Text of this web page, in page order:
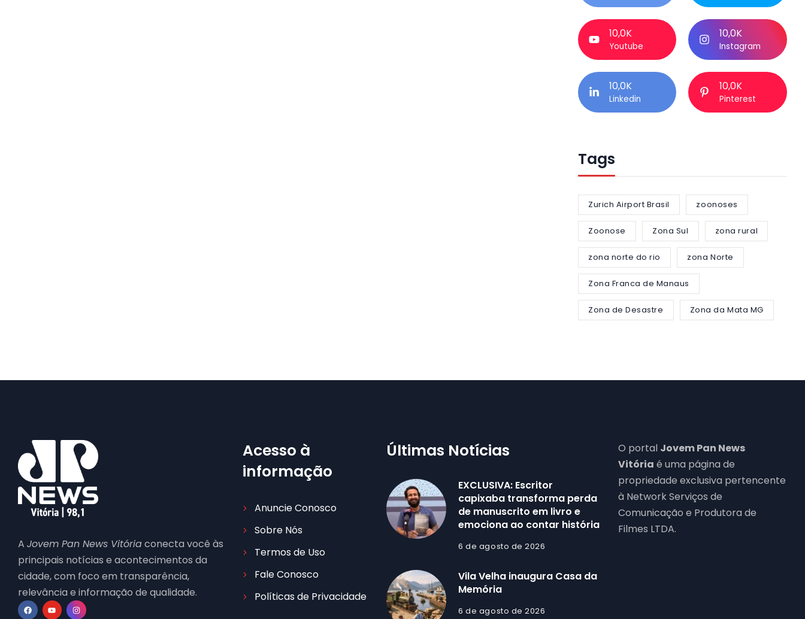
10,0K
Youtube
10,0K
Instagram
10,0K
Linkedin
10,0K
Pinterest
Tags
Zurich Airport Brasil zoonoses
Zoonose Zona Sul zona rural
zona norte do rio zona Norte
Zona Franca de Manaus
Zona de Desastre Zona da Mata MG
A Jovem Pan News Vitóriaconecta você às
principais notícias e acontecimentos da
cidade, com foco em transparência,
relevância e informação de qualidade.
Acesso à
informação
Anuncie Conosco
Sobre Nós
Termos de Uso
Fale Conosco
Políticas de Privacidade
Últimas Notícias
EXCLUSIVA: Escritor
capixaba transforma perda
de manuscrito em livro e
emociona ao contar história
6 de agosto de 2026
Vila Velha inaugura Casa da
Memória
6 de agosto de 2026
O portal Jovem Pan News
Vitória é uma página de
propriedade exclusiva pertencente
à Network Serviços de
Comunicação e Produtora de
Filmes LTDA.